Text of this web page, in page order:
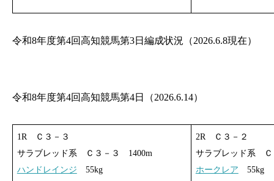
令和8年度第4回高知競馬第3日編成状況（2026.6.8現在）
令和8年度第4回高知競馬第4日（2026.6.14）
1R Ｃ３－３
サラブレッド系 Ｃ３－３ 1400m
ハンドレインジ 55kg
2R Ｃ３－２
サラブレッド系
ホークレア 55kg